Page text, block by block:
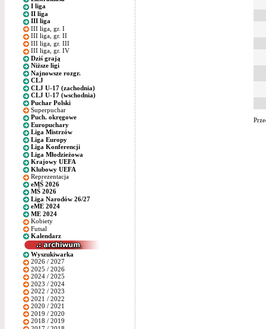
I liga
II liga
III liga
III liga, gr. I
III liga, gr. II
III liga, gr. III
III liga, gr. IV
Dziś grają
Niższe ligi
Najnowsze rozgr.
CLJ
CLJ U-17 (zachodnia)
CLJ U-17 (wschodnia)
Puchar Polski
Superpuchar
Puch. okręgowe
Europuchary
Liga Mistrzów
Liga Europy
Liga Konferencji
Liga Młodzieżowa
Krajowy UEFA
Klubowy UEFA
Reprezentacja
eMŚ 2026
MŚ 2026
Liga Narodów 26/27
eME 2024
ME 2024
Kobiety
Futsal
Kalendarz
Wyszukiwarka
2026 / 2027
2025 / 2026
2024 / 2025
2023 / 2024
2022 / 2023
2021 / 2022
2020 / 2021
2019 / 2020
2018 / 2019